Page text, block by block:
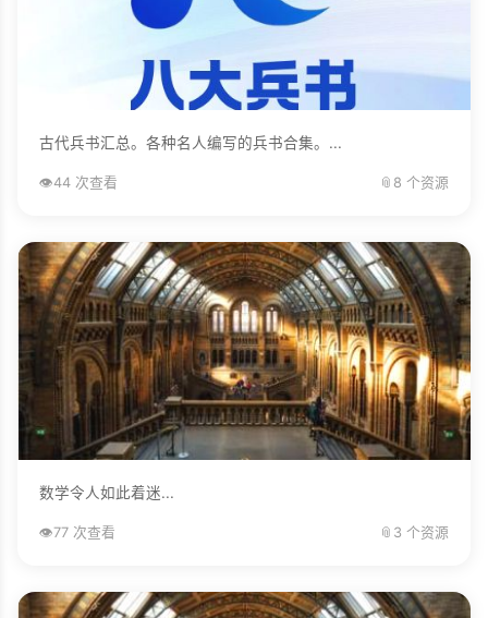
古代兵书汇总。各种名人编写的兵书合集。...
👁️44 次查看 📎 8 个资源
数学令人如此着迷...
👁️77 次查看 📎 3 个资源